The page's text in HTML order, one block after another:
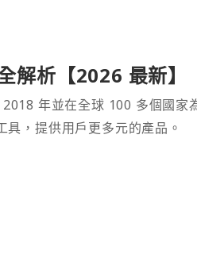
析【2026 最新】
年並在全球 100 多個國家
，提供用戶更多元的產品。